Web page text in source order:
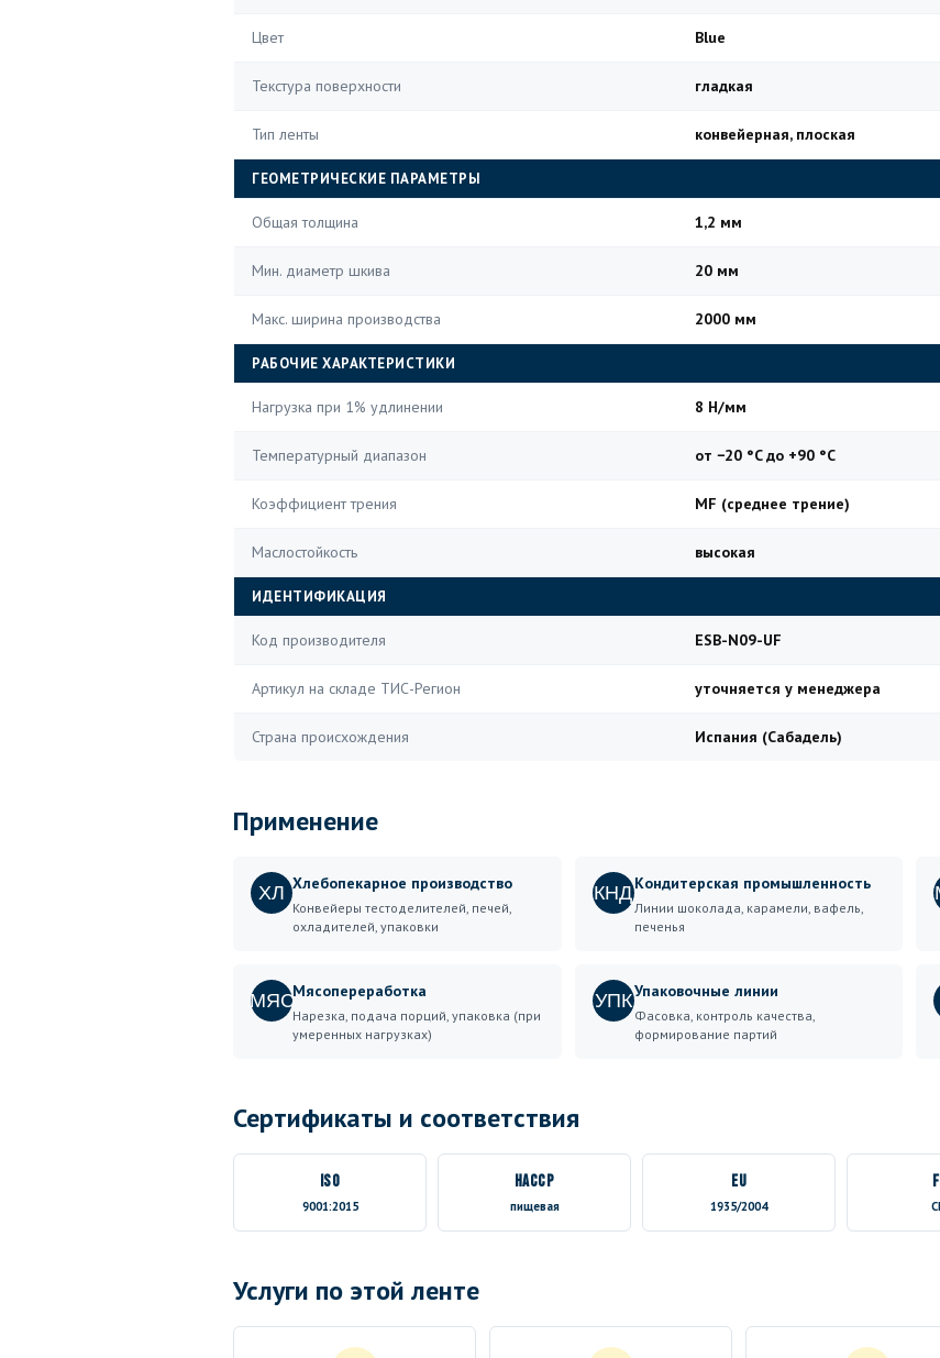
Цвет Blue
Текстура поверхности гладкая
Тип ленты конвейерная, плоская
ГЕОМЕТРИЧЕСКИЕ ПАРАМЕТРЫ
Общая толщина 1,2 мм
Мин. диаметр шкива 20 мм
Макс. ширина производства 2000 мм
РАБОЧИЕ ХАРАКТЕРИСТИКИ
Нагрузка при 1% удлинении 8 Н/мм
Температурный диапазон от −20 °C до +90 °C
Коэффициент трения MF (среднее трение)
Маслостойкость высокая
ИДЕНТИФИКАЦИЯ
Код производителя ESB-N09-UF
Артикул на складе ТИС-Регион уточняется у менеджера
Страна происхождения Испания (Сабадель)
Применение
ХЛ Хлебопекарное производство
Конвейеры тестоделителей, печей,
охладителей, упаковки
КНДКондитерская промышленность
Линии шоколада, карамели, вафель,
печенья
МЯСМясопереработка
Нарезка, подача порций, упаковка (при
умеренных нагрузках)
УПКУпаковочные линии
Фасовка, контроль качества,
формирование партий
Сертификаты и соответствия
ISO
9001:2015
HACCP
пищевая
EU
1935/2004
Услуги по этой ленте